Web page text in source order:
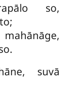
so,
suvā